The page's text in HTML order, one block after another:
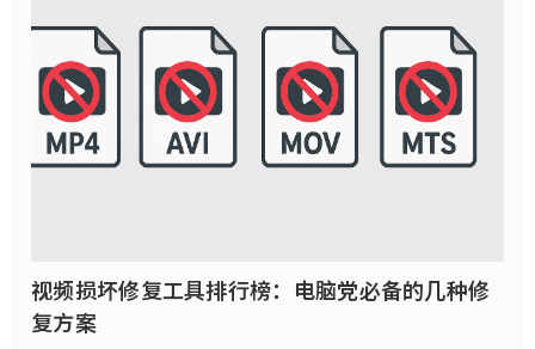
视频损坏修复工具排行榜：电脑党必备的几种修
复方案